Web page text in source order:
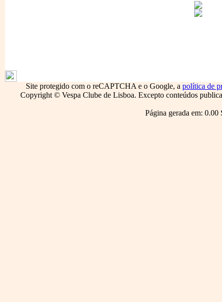
Site protegido com o reCAPTCHA e o Google, a política de
Copyright © Vespa Clube de Lisboa. Excepto conteúdos
Página gerada em: 0.00